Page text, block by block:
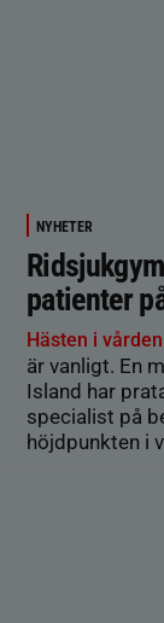
NYHETER
patienter
Hästen i vården
är vanligt. En
Island har
specialist på
höjdpunkten i